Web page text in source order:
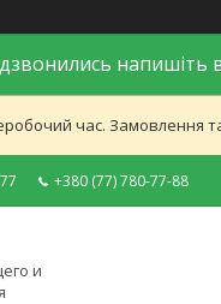
напишіть в
час. Замовлення
+380 (77) 780-77-88
и